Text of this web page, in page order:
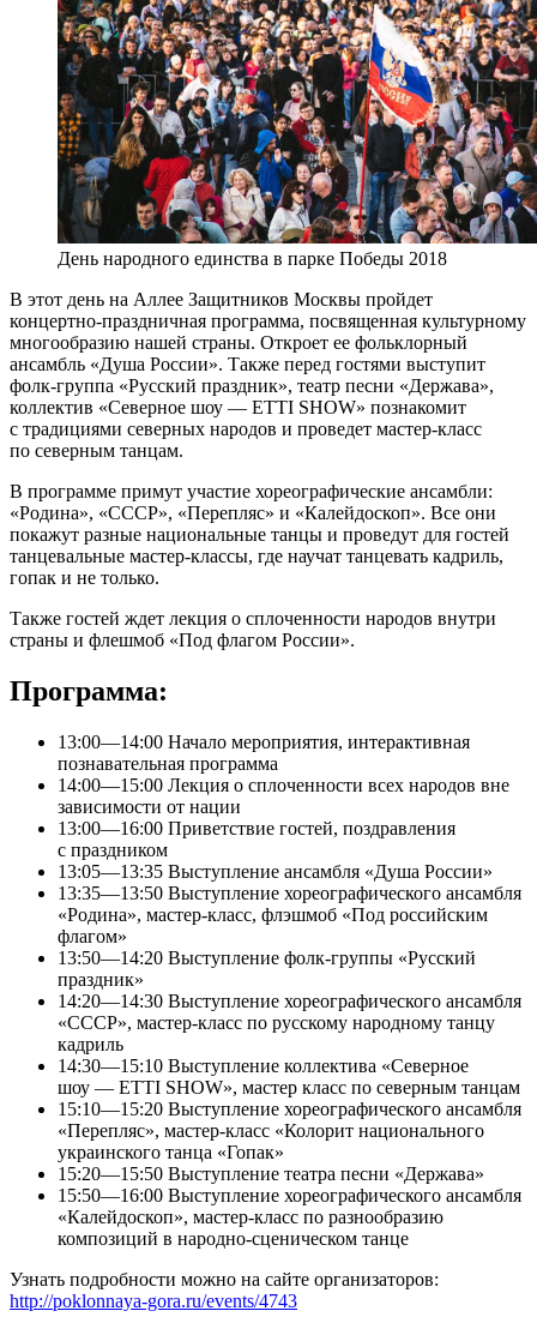
День народного единства в парке Победы 2018
В этот день на Аллее Защитников Москвы пройдет
концертно-праздничная программа, посвященная культурному
многообразию нашей страны. Откроет ее фольклорный
ансамбль «Душа России». Также перед гостями выступит
фолк-группа «Русский праздник», театр песни «Держава»,
коллектив «Северное шоу — ETTI SHOW» познакомит
с традициями северных народов и проведет мастер-класс
по северным танцам.
В программе примут участие хореографические ансамбли:
«Родина», «СССР», «Перепляс» и «Калейдоскоп». Все они
покажут разные национальные танцы и проведут для гостей
танцевальные мастер-классы, где научат танцевать кадриль,
гопак и не только.
Также гостей ждет лекция о сплоченности народов внутри
страны и флешмоб «Под флагом России».
Программа:
13:00—14:00 Начало мероприятия, интерактивная
познавательная программа
14:00—15:00 Лекция о сплоченности всех народов вне
зависимости от нации
13:00—16:00 Приветствие гостей, поздравления
с праздником
13:05—13:35 Выступление ансамбля «Душа России»
13:35—13:50 Выступление хореографического ансамбля
«Родина», мастер-класс, флэшмоб «Под российским
флагом»
13:50—14:20 Выступление фолк-группы «Русский
праздник»
14:20—14:30 Выступление хореографического ансамбля
«СССР», мастер-класс по русскому народному танцу
кадриль
14:30—15:10 Выступление коллектива «Северное
шоу — ETTI SHOW», мастер класс по северным танцам
15:10—15:20 Выступление хореографического ансамбля
«Перепляс», мастер-класс «Колорит национального
украинского танца «Гопак»
15:20—15:50 Выступление театра песни «Держава»
15:50—16:00 Выступление хореографического ансамбля
«Калейдоскоп», мастер-класс по разнообразию
композиций в народно-сценическом танце
Узнать подробности можно на сайте организаторов:
http://poklonnaya-gora.ru/events/4743